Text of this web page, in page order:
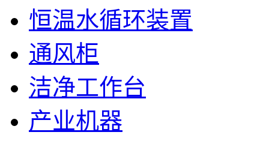
恒温水循环装置
通风柜
洁净工作台
产业机器